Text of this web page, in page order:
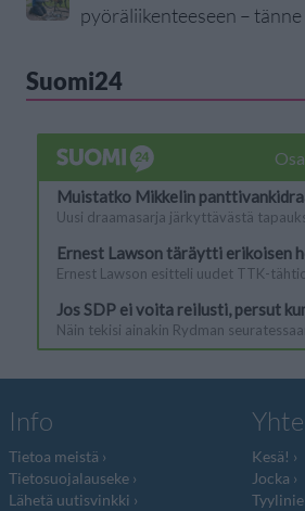
pyöräliikenteeseen –
Suomi24
Info
Tietoa meistä
Tietosuojalauseke
Lähetä uutisvinkki
Kesä!
Jocka